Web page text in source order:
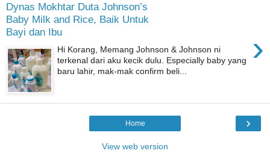
Dynas Mokhtar Duta Johnson’s
Baby Milk and Rice, Baik Untuk
Bayi dan Ibu
›
Hi Korang, Memang Johnson & Johnson ni
terkenal dari aku kecik dulu. Especially baby yang
baru lahir, mak-mak confirm beli...
›
Home
View web version